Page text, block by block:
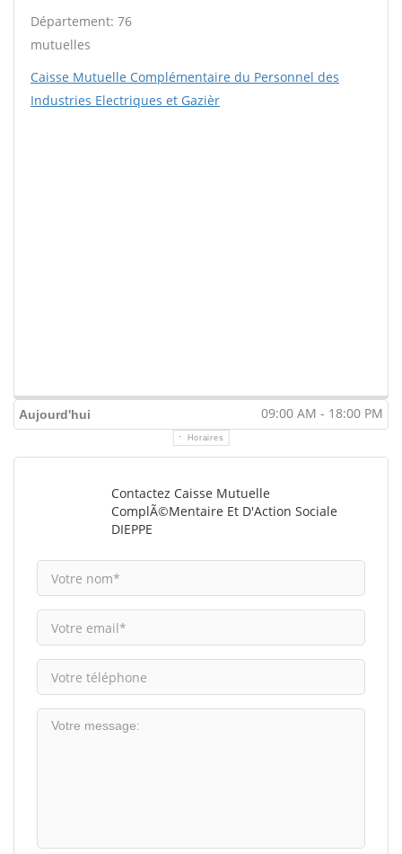
Département: 76
mutuelles
Caisse Mutuelle Complémentaire du Personnel des
Industries Electriques et Gazièr
Aujourd'hui 09:00 AM - 18:00 PM
Horaires
Contactez Caisse Mutuelle
ComplÃ©mentaire Et D'Action Sociale
DIEPPE